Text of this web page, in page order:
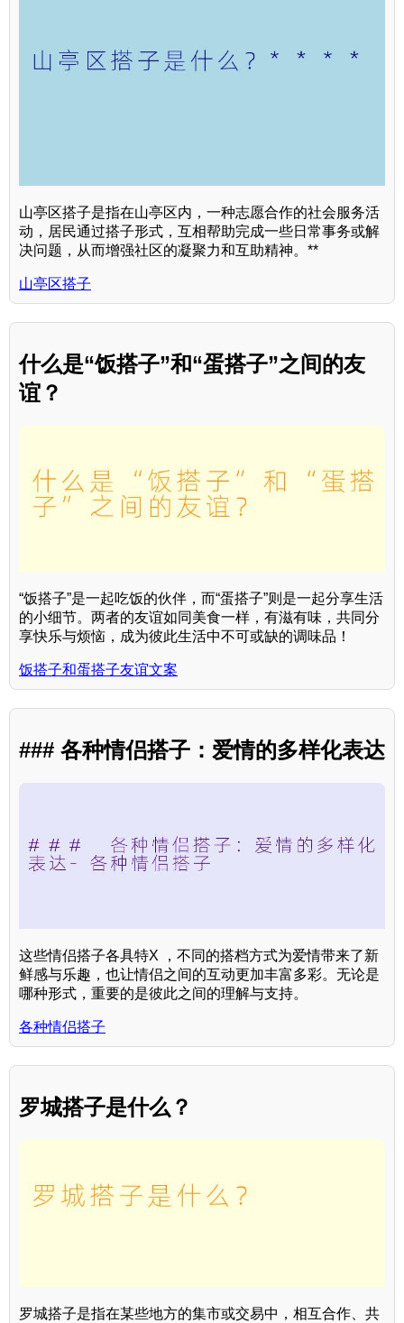
山亭区搭子是指在山亭区内，一种志愿合作的社会服务活
动，居民通过搭子形式，互相帮助完成一些日常事务或解
决问题，从而增强社区的凝聚力和互助精神。**
山亭区搭子
什么是“饭搭子”和“蛋搭子”之间的友
谊？
“饭搭子”是一起吃饭的伙伴，而“蛋搭子”则是一起分享生活
的小细节。两者的友谊如同美食一样，有滋有味，共同分
享快乐与烦恼，成为彼此生活中不可或缺的调味品！
饭搭子和蛋搭子友谊文案
### 各种情侣搭子：爱情的多样化表达
这些情侣搭子各具特X ，不同的搭档方式为爱情带来了新
鲜感与乐趣，也让情侣之间的互动更加丰富多彩。无论是
哪种形式，重要的是彼此之间的理解与支持。
各种情侣搭子
罗城搭子是什么？
罗城搭子是指在某些地方的集市或交易中，相互合作、共